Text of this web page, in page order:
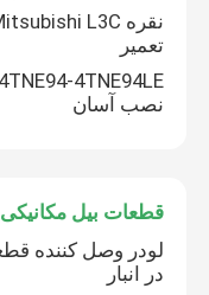
تعمیر
نصب آسان
قطعات بیل مکانیکی
در انبار